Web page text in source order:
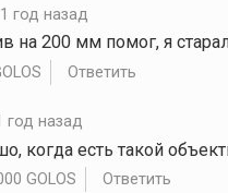
1 год назад
на 200 мм помог, я
Ответить
год назад
когда есть такой
GOLOS Ответить